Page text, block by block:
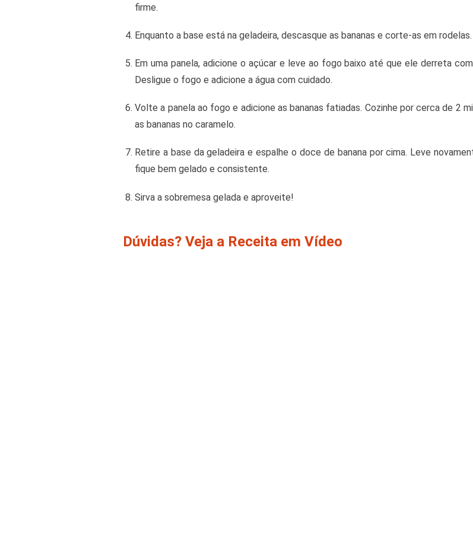
firme.
Enquanto a base está na geladeira, descasque as bananas e corte-as em
Em uma panela, adicione o açúcar e leve ao fogo baixo até que ele derreta
Desligue o fogo e adicione a água com cuidado.
Volte a panela ao fogo e adicione as bananas fatiadas. Cozinhe por cerca de 2
as bananas no caramelo.
Retire a base da geladeira e espalhe o doce de banana por cima. Leve
fique bem gelado e consistente.
Sirva a sobremesa gelada e aproveite!
Dúvidas? Veja a Receita em Vídeo